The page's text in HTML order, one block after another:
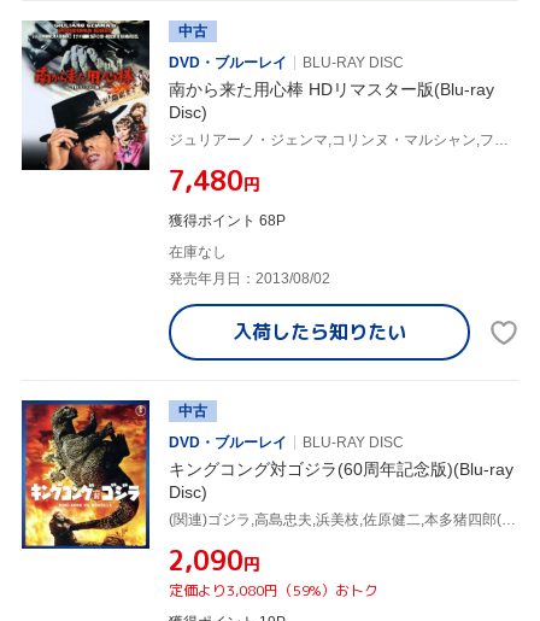
中古
DVD・ブルーレイ
BLU-RAY DISC
南から来た用心棒 HDリマスター版(Blu-ray
Disc)
ジュリアーノ・ジェンマ,コリンヌ・マルシャン,フェルナンド・サンチョ,ミケーレ・ルーポ(監督),フランチェスコ・デ・マージ(音楽)
¥7,480円
獲得ポイント 68P
在庫なし
発売年月日：2013/08/02
入荷したら知りたい
中古
DVD・ブルーレイ
BLU-RAY DISC
キングコング対ゴジラ(60周年記念版)(Blu-ray
Disc)
(関連)ゴジラ,高島忠夫,浜美枝,佐原健二,本多猪四郎(監督),伊福部昭(音楽)
¥2,090円
定価より3,080円（59%）おトク